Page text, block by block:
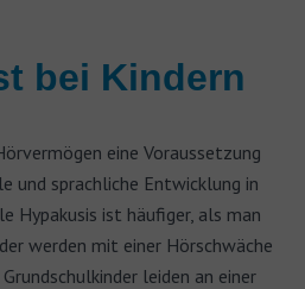
bei Kindern
eine Voraussetzung
und sprachliche Entwicklung in
Hypakusis ist häufiger, als man
werden mit einer Hörschwäche
leiden an einer